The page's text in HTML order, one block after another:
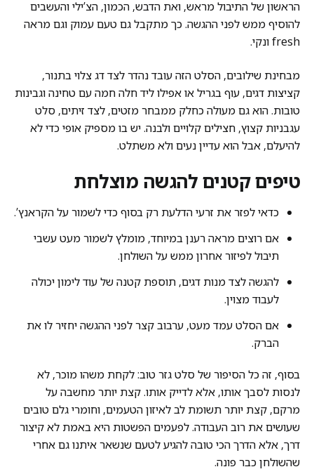
הראשון של התיבול מראש, ואת הדבש, הכמון, הצ’ילי והעשבים
להוסיף ממש לפני ההגשה. כך מתקבל גם טעם עמוק וגם מראה
fresh ונקי.
מבחינת שילובים, הסלט הזה עובד נהדר לצד דג צלוי בתנור,
קציצות דגים, עוף בגריל או אפילו ליד חלה חמה עם טחינה וגבינות
טובות. הוא גם מעולה כחלק ממבחר מזטים, לצד זיתים, סלט
עגבניות קצוץ, חצילים קלויים ולבנה. יש בו מספיק אופי כדי לא
להיעלם, אבל הוא עדיין נעים ולא משתלט.
טיפים קטנים להגשה מוצלחת
כדאי לפזר את זרעי הדלעת רק בסוף כדי לשמור על הקראנץ’.
אם רוצים מראה רענן במיוחד, מומלץ לשמור מעט עשבי
תיבול לפיזור אחרון ממש על השולחן.
להגשה לצד מנות דגים, תוספת קטנה של עוד לימון יכולה
לעבוד מצוין.
אם הסלט עמד מעט, ערבוב קצר לפני ההגשה יחזיר לו את
הברק.
בסוף, זה כל הסיפור של סלט גזר טוב: לקחת משהו מוכר, לא
לנסות לסבך אותו, אלא לדייק אותו. קצת יותר מחשבה על
מרקם, קצת יותר תשומת לב לאיזון הטעמים, וחומרי גלם טובים
שעושים את רוב העבודה. לפעמים הפשטות היא באמת לא קיצור
דרך, אלא הדרך הכי טובה להגיע לטעם שנשאר איתנו גם אחרי
שהשולחן כבר פונה.